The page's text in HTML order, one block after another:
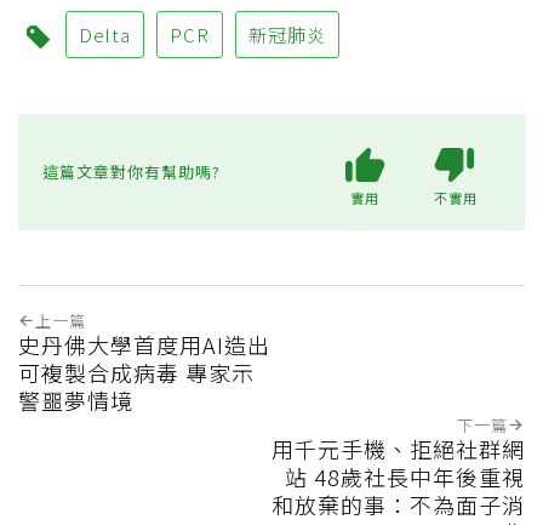
Delta PCR 新冠肺炎
這篇文章對你有幫助嗎?
實用 不實用
上一篇
史丹佛大學首度用AI造出
可複製合成病毒 專家示
警噩夢情境
下一篇
用千元手機、拒絕社群網
站 48歲社長中年後重視
和放棄的事：不為面子消